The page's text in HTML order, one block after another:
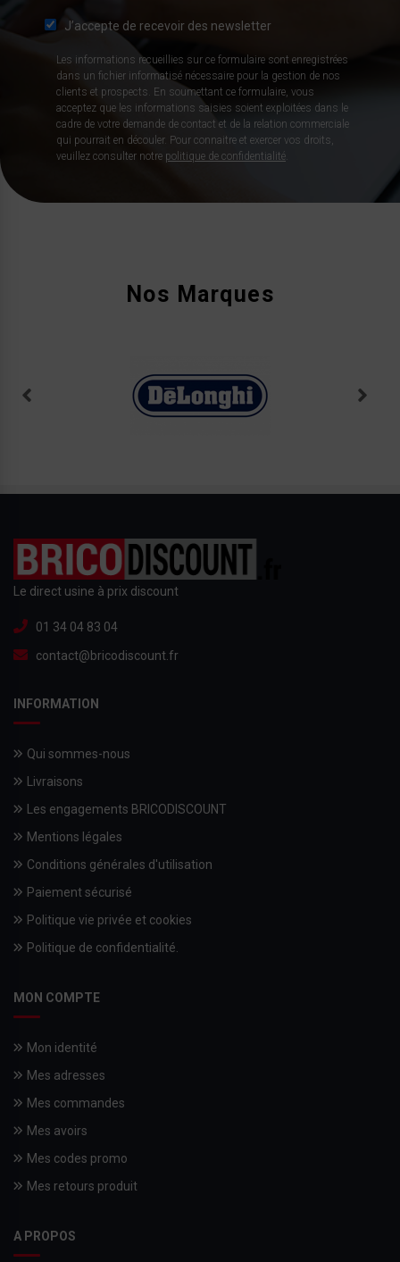
J’accepte de recevoir des newsletter
Les informations recueillies sur ce formulaire sont enregistrées
dans un fichier informatisé nécessaire pour la gestion de nos
clients et prospects. En soumettant ce formulaire, vous
acceptez que les informations saisies soient exploitées dans le
cadre de votre demande de contact et de la relation commerciale
qui pourrait en découler. Pour connaitre et exercer vos droits,
veuillez consulter notre politique de confidentialité
Nos Marques
Le direct usine à prix discount
01 34 04 83 04
contact@bricodiscount.fr
INFORMATION
Qui sommes-nous
Livraisons
Les engagements BRICODISCOUNT
Mentions légales
Conditions générales d'utilisation
Paiement sécurisé
Politique vie privée et cookies
Politique de confidentialité.
MON COMPTE
Mon identité
Mes adresses
Mes commandes
Mes avoirs
Mes codes promo
Mes retours produit
A PROPOS